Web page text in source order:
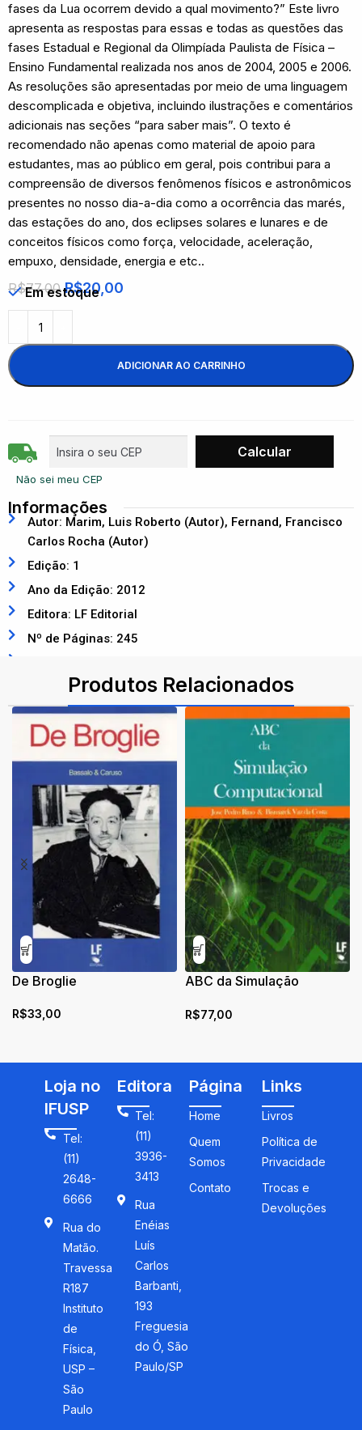
fases da Lua ocorrem devido a qual movimento?” Este livro
apresenta as respostas para essas e todas as questões das
fases Estadual e Regional da Olimpíada Paulista de Física –
Ensino Fundamental realizada nos anos de 2004, 2005 e 2006.
As resoluções são apresentadas por meio de uma linguagem
descomplicada e objetiva, incluindo ilustrações e comentários
adicionais nas seções “para saber mais”. O texto é
recomendado não apenas como material de apoio para
estudantes, mas ao público em geral, pois contribui para a
compreensão de diversos fenômenos físicos e astronômicos
presentes no nosso dia-a-dia como a ocorrência das marés,
das estações do ano, dos eclipses solares e lunares e de
conceitos físicos como força, velocidade, aceleração,
empuxo, densidade, energia e etc..
R$77,00 R$20,00
Em estoque
ADICIONAR AO CARRINHO
Não sei meu CEP
Informações
Autor: Marim, Luis Roberto (Autor), Fernand, Francisco
Carlos Rocha (Autor)
Edição: 1
Ano da Edição: 2012
Editora: LF Editorial
Nº de Páginas: 245
Produtos Relacionados
De Broglie
R$33,00
ABC da Simulação
R$77,00
Loja no
IFUSP
Tel:
(11)
2648-
6666
Rua do
Matão.
Travessa
R187
Instituto
de
Física,
USP –
São
Paulo
Editora
Tel:
(11)
3936-
3413
Rua
Enéias
Luís
Carlos
Barbanti,
193
Freguesia
do Ó, São
Paulo/SP
Página
Home
Quem
Somos
Contato
Links
Livros
Política de
Privacidade
Trocas e
Devoluções